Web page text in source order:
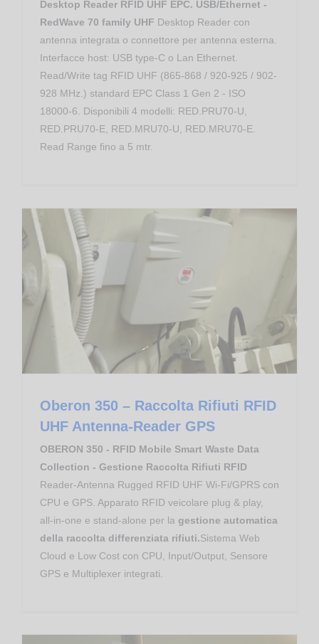
Desktop Reader RFID UHF EPC. USB/Ethernet -
RedWave 70 family UHF Desktop Reader con
antenna integrata o connettore per antenna esterna.
Interfacce host: USB type-C o Lan Ethernet.
Read/Write tag RFID UHF (865-868 / 920-925 / 902-
928 MHz.) standard EPC Class 1 Gen 2 - ISO
18000-6. Disponibili 4 modelli: RED.PRU70-U,
RED.PRU70-E, RED.MRU70-U, RED.MRU70-E.
Read Range fino a 5 mtr.
Oberon 350 – Raccolta Rifiuti RFID
UHF Antenna-Reader GPS
OBERON 350 - RFID Mobile Smart Waste Data
Collection - Gestione Raccolta Rifiuti RFID
Reader-Antenna Rugged RFID UHF Wi-Fi/GPRS con
CPU e GPS. Apparato RFID veicolare plug & play,
all-in-one e stand-alone per la gestione automatica
della raccolta differenziata rifiuti.Sistema Web
Cloud e Low Cost con CPU, Input/Output, Sensore
GPS e Multiplexer integrati.